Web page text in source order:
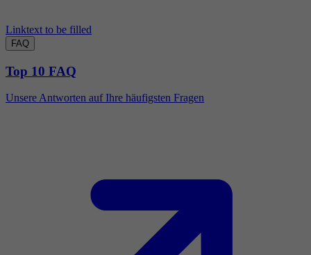
Linktext to be filled
FAQ
Top 10 FAQ
Unsere Antworten auf Ihre häufigsten Fragen